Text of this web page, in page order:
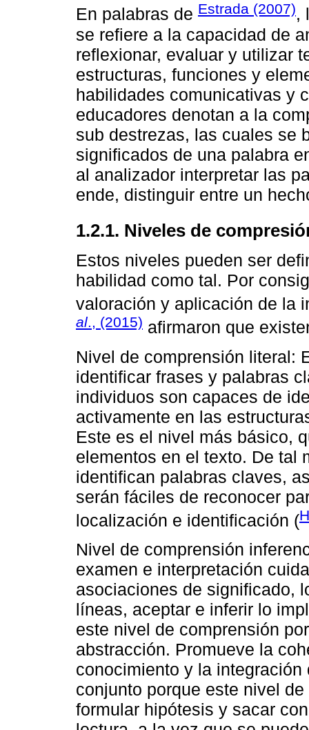
En palabras de Estrada (2007),
se refiere a la capacidad de
reflexionar, evaluar y utilizar
estructuras, funciones y
habilidades comunicativas y
educadores denotan a la
sub destrezas, las cuales se
significados de una palabra
al analizador interpretar las
ende, distinguir entre un
1.2.1. Niveles de
Estos niveles pueden ser
habilidad como tal. Por
valoración y aplicación de la
al., (2015) afirmaron que
Nivel de comprensión literal:
identificar frases y palabras
individuos son capaces de
activamente en las
Este es el nivel más básico,
elementos en el texto. De tal
identifican palabras claves,
serán fáciles de reconocer
localización e identificación (
Nivel de comprensión
examen e interpretación
asociaciones de significado,
líneas, aceptar e inferir lo
este nivel de comprensión
abstracción. Promueve la
conocimiento y la
conjunto porque este nivel
formular hipótesis y sacar